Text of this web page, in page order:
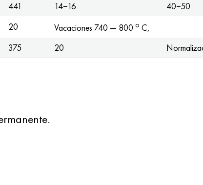
441 14−16 40−50
20 Vacaciones 740 — 800 o C,
375 20